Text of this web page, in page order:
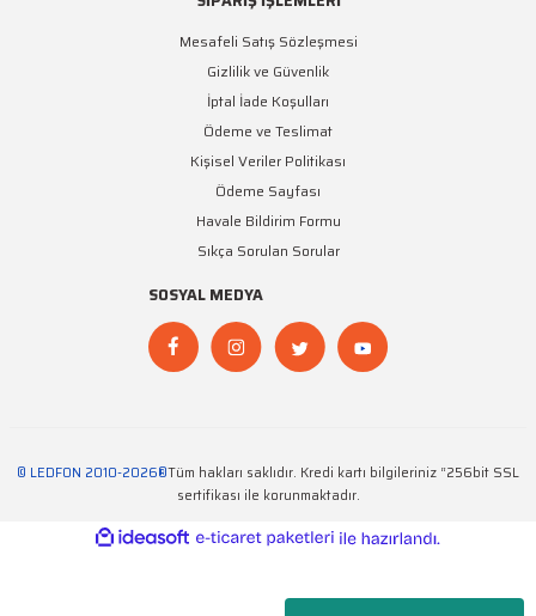
Mesafeli Satış Sözleşmesi
Gizlilik ve Güvenlik
İptal İade Koşulları
Ödeme ve Teslimat
Kişisel Veriler Politikası
Ödeme Sayfası
Havale Bildirim Formu
Sıkça Sorulan Sorular
SOSYAL MEDYA
© LEDFON 2010-2026®Tüm hakları saklıdır. Kredi kartı bilgileriniz “256bit SSL
sertifikası ile korunmaktadır.
ideasoft
e-